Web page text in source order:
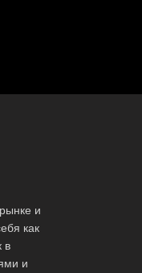
и
как
в
и